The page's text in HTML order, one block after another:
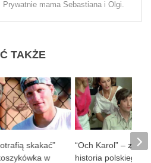
mama Sebastiana i Olgi.
TAKŻE
skakać”
w
“Och Karol” –
historia polskiego